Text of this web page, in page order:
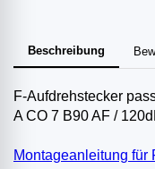
Beschreibung
F-Aufdrehstecker
A CO 7 B90 AF /
Montageanleitung für